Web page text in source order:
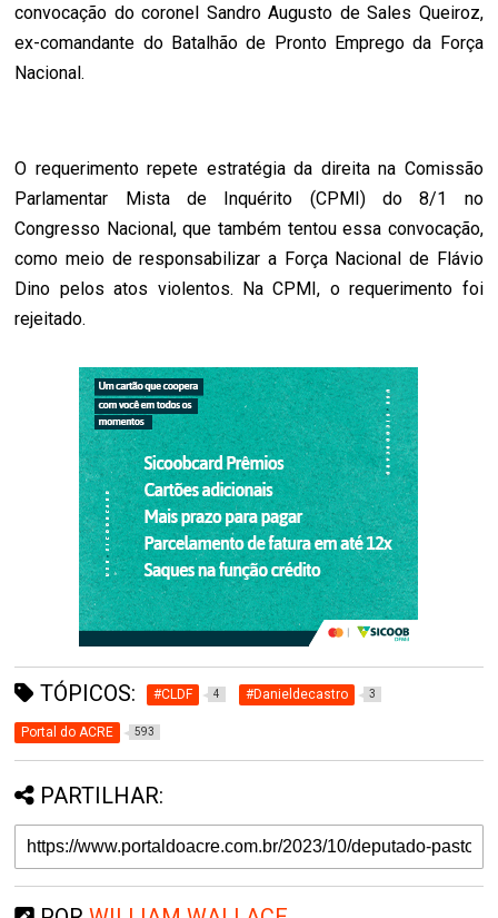
convocação do coronel Sandro Augusto de Sales Queiroz,
ex-comandante do Batalhão de Pronto Emprego da Força
Nacional.
O requerimento repete estratégia da direita na Comissão
Parlamentar Mista de Inquérito (CPMI) do 8/1 no
Congresso Nacional, que também tentou essa convocação,
como meio de responsabilizar a Força Nacional de Flávio
Dino pelos atos violentos. Na CPMI, o requerimento foi
rejeitado.
TÓPICOS: #CLDF 4 #Danieldecastro 3
Portal do ACRE 593
PARTILHAR: